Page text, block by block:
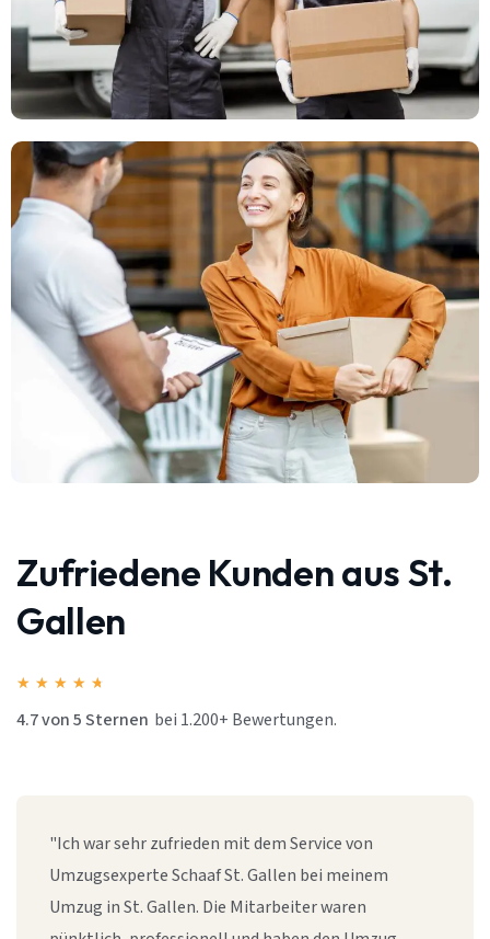
Zufriedene Kunden aus St.
Gallen
★ ★ ★ ★ ★
4.7 von 5 Sternen bei 1.200+ Bewertungen.
"Ich war sehr zufrieden mit dem Service von
Umzugsexperte Schaaf St. Gallen bei meinem
Umzug in St. Gallen. Die Mitarbeiter waren